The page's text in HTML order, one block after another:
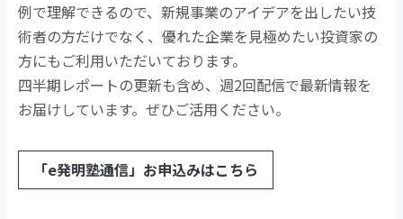
例で理解できるので、新規事業のアイデアを出したい技
術者の方だけでなく、優れた企業を見極めたい投資家の
方にもご利用いただいております。
四半期レポートの更新も含め、週2回配信で最新情報を
お届けしています。ぜひご活用ください。
「e発明塾通信」お申込みはこちら